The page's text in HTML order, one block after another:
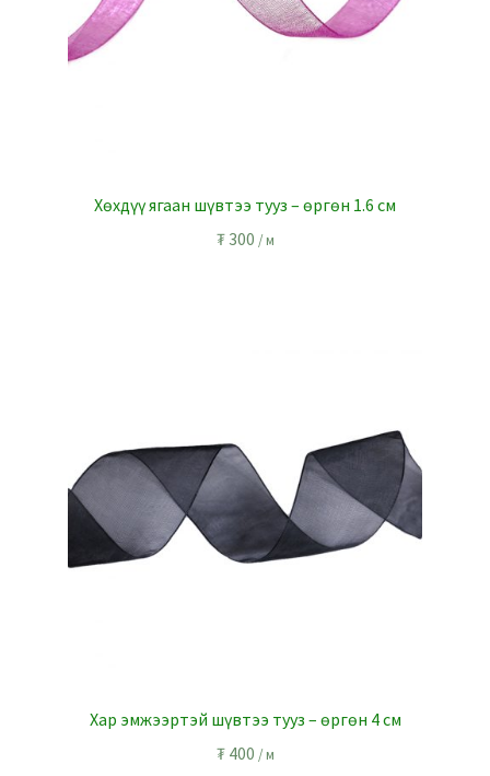
Хөхдүү ягаан шүвтээ тууз – өргөн 1.6 см
₮300 / м
Хар эмжээртэй шүвтээ тууз – өргөн 4 см
₮400 / м